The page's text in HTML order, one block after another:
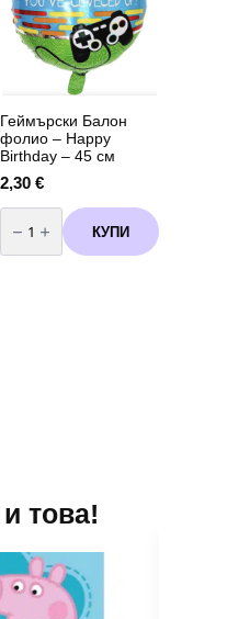
Геймърски Балон
фолио – Happy
Birthday – 45 см
2,30 €
количество
за
Геймърски
Балон
КУПИ
това!